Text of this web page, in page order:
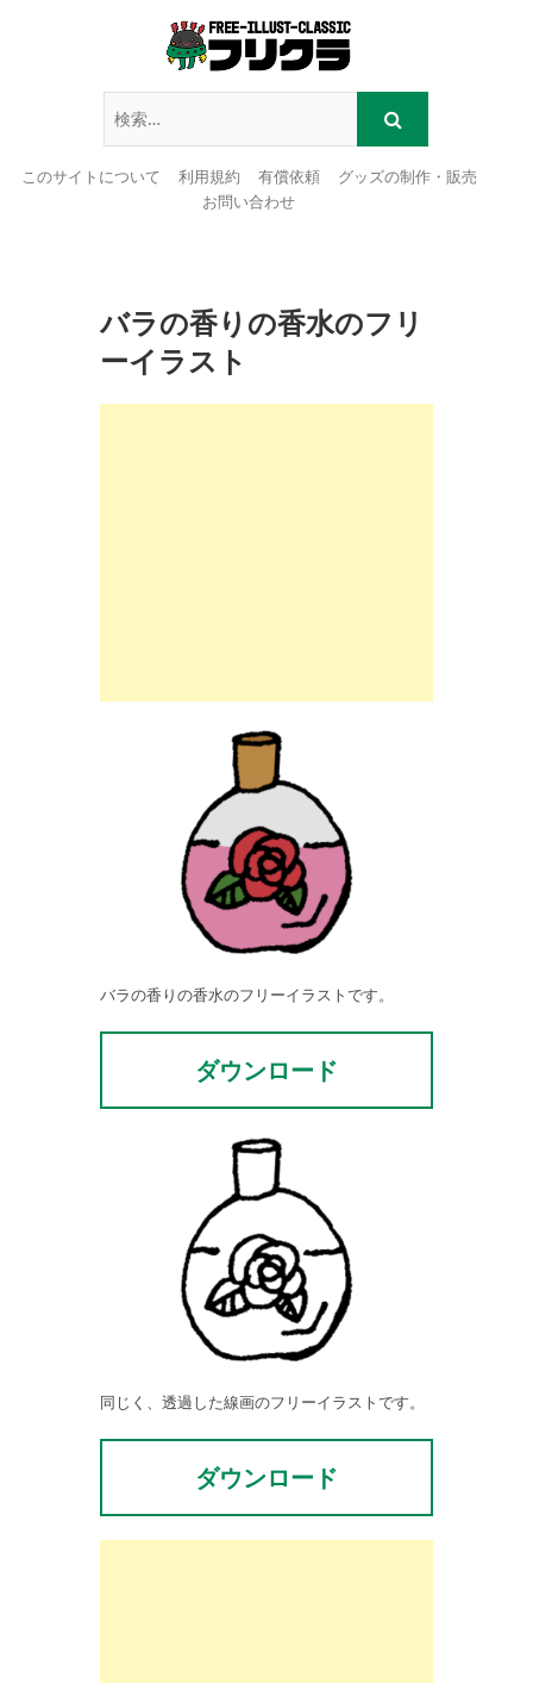
このサイトについて 利用規約 有償依頼
グッズの制作・販売
お問い合わせ
バラの香りの香水のフリ
ーイラスト
バラの香りの香水のフリーイラストです。
ダウンロード
同じく、透過した線画のフリーイラストです。
ダウンロード